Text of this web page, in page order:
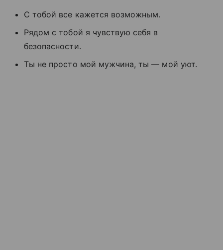
С тобой все кажется возможным.
Рядом с тобой я чувствую себя в
безопасности.
Ты не просто мой мужчина, ты — мой уют.